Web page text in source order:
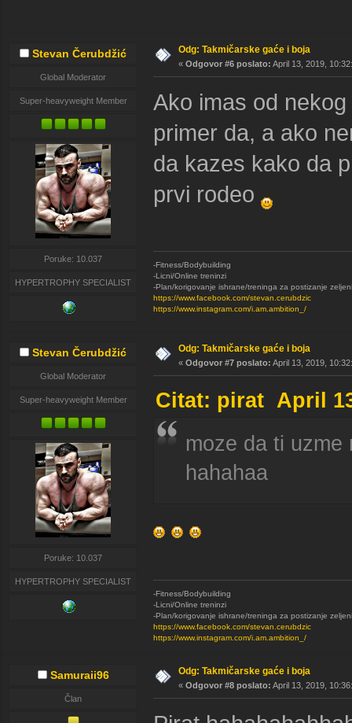
Stevan Čerubdžić
Global Moderator
Super-heavyweight Member
Poruke: 10.037
HYPERTROPHY SPECIALIST
Odg: Takmičarske gaće i boja
« Odgovor #6 poslato: April 13, 2019,
Ako imas od
primer da, a ako
da kazes kako da
prvi rodeo
-Fitness/Bodybuilding
-Licni/Online treninzi
-Plan/korigovanje ishrane/treninga za postizanje
https://www.facebook.com/stevan.cerubdzic
https://www.instagram.com/i.am.ambition_/
Stevan Čerubdžić
Global Moderator
Super-heavyweight Member
Poruke: 10.037
HYPERTROPHY SPECIALIST
Odg: Takmičarske gaće i boja
« Odgovor #7 poslato: April 13, 2019,
Citat: pirat April
moze da ti
hahahaa
-Fitness/Bodybuilding
-Licni/Online treninzi
-Plan/korigovanje ishrane/treninga za postizanje
https://www.facebook.com/stevan.cerubdzic
https://www.instagram.com/i.am.ambition_/
Samuraii96
Član
Odg: Takmičarske gaće i boja
« Odgovor #8 poslato: April 13, 2019,